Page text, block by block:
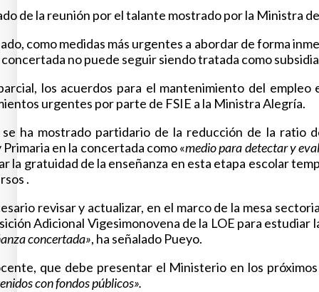
de la reunión por el talante mostrado por la Ministra
como medidas más urgentes a abordar de forma
no puede seguir siendo tratada como
los acuerdos para el mantenimiento del
urgentes por parte de FSIE a la Ministra Alegría.
ha mostrado partidario de la reducción de la ratio
en la concertada como «medio para detectar y
la gratuidad de la enseñanza en esta etapa escolar
.
revisar y actualizar, en el marco de la mesa
Adicional Vigesimonovena de la LOE para
concertada», ha señalado Pueyo.
que debe presentar el Ministerio en los
con fondos públicos».